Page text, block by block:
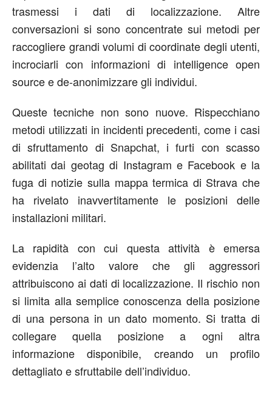
trasmessi i dati di localizzazione. Altre
conversazioni si sono concentrate sui metodi per
raccogliere grandi volumi di coordinate degli utenti,
incrociarli con informazioni di intelligence open
source e de-anonimizzare gli individui.
Queste tecniche non sono nuove. Rispecchiano
metodi utilizzati in incidenti precedenti, come i casi
di sfruttamento di Snapchat, i furti con scasso
abilitati dai geotag di Instagram e Facebook e la
fuga di notizie sulla mappa termica di Strava che
ha rivelato inavvertitamente le posizioni delle
installazioni militari.
La rapidità con cui questa attività è emersa
evidenzia l’alto valore che gli aggressori
attribuiscono ai dati di localizzazione. Il rischio non
si limita alla semplice conoscenza della posizione
di una persona in un dato momento. Si tratta di
collegare quella posizione a ogni altra
informazione disponibile, creando un profilo
dettagliato e sfruttabile dell’individuo.